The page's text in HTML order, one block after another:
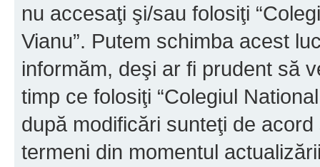
nu accesaţi şi/sau folosiţi
Vianu”. Putem schimba acest
informăm, deşi ar fi prudent să
timp ce folosiţi “Colegiul
după modificări sunteţi de
termeni din momentul